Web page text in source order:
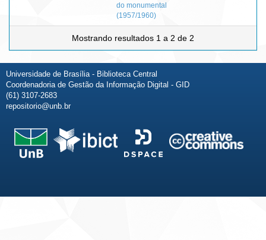
do monumental
(1957/1960)
Mostrando resultados 1 a 2 de 2
Universidade de Brasília - Biblioteca Central
Coordenadoria de Gestão da Informação Digital - GID
(61) 3107-2683
repositorio@unb.br